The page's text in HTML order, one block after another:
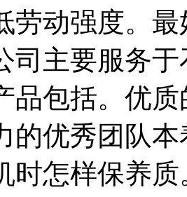
劳动强度。
司主要服务
品包括。优
的优秀团队
时怎样保养质